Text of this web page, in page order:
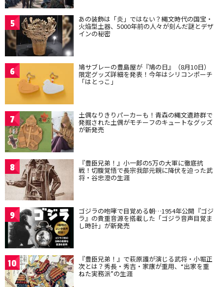
5 あの装飾は「炎」ではない？縄文時代の国宝・
火焔型土器、5000年前の人々が刻んだ謎とデザ
インの秘密
6 鳩サブレーの豊島屋が『鳩の日』（8月10日）
限定グッズ詳細を発表！今年はシリコンポーチ
「はとっこ」
7 土偶なりきりパーカーも！青森の縄文遺跡群で
発掘された土偶がモチーフのキュートなグッズ
が新発売
8 『豊臣兄弟！』小一郎の5万の大軍に徹底抗
戦！切腹覚悟で長宗我部元親に降伏を迫った武
将・谷忠澄の生涯
9 ゴジラの咆哮で目覚める朝…1954年公開『ゴジ
ラ』の貴重音源を搭載した「ゴジラ音声目覚ま
し時計」が新発売
10 『豊臣兄弟！』で萩原護が演じる武将・小堀正
次とは？秀長・秀吉・家康が重用、“出家を重
ねた実務派”の生涯